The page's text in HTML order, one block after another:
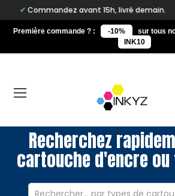
avant 15h, livré demain.
Première commande ? : -10%
sur tous
INK10
Recherchez
cartouche d'encre